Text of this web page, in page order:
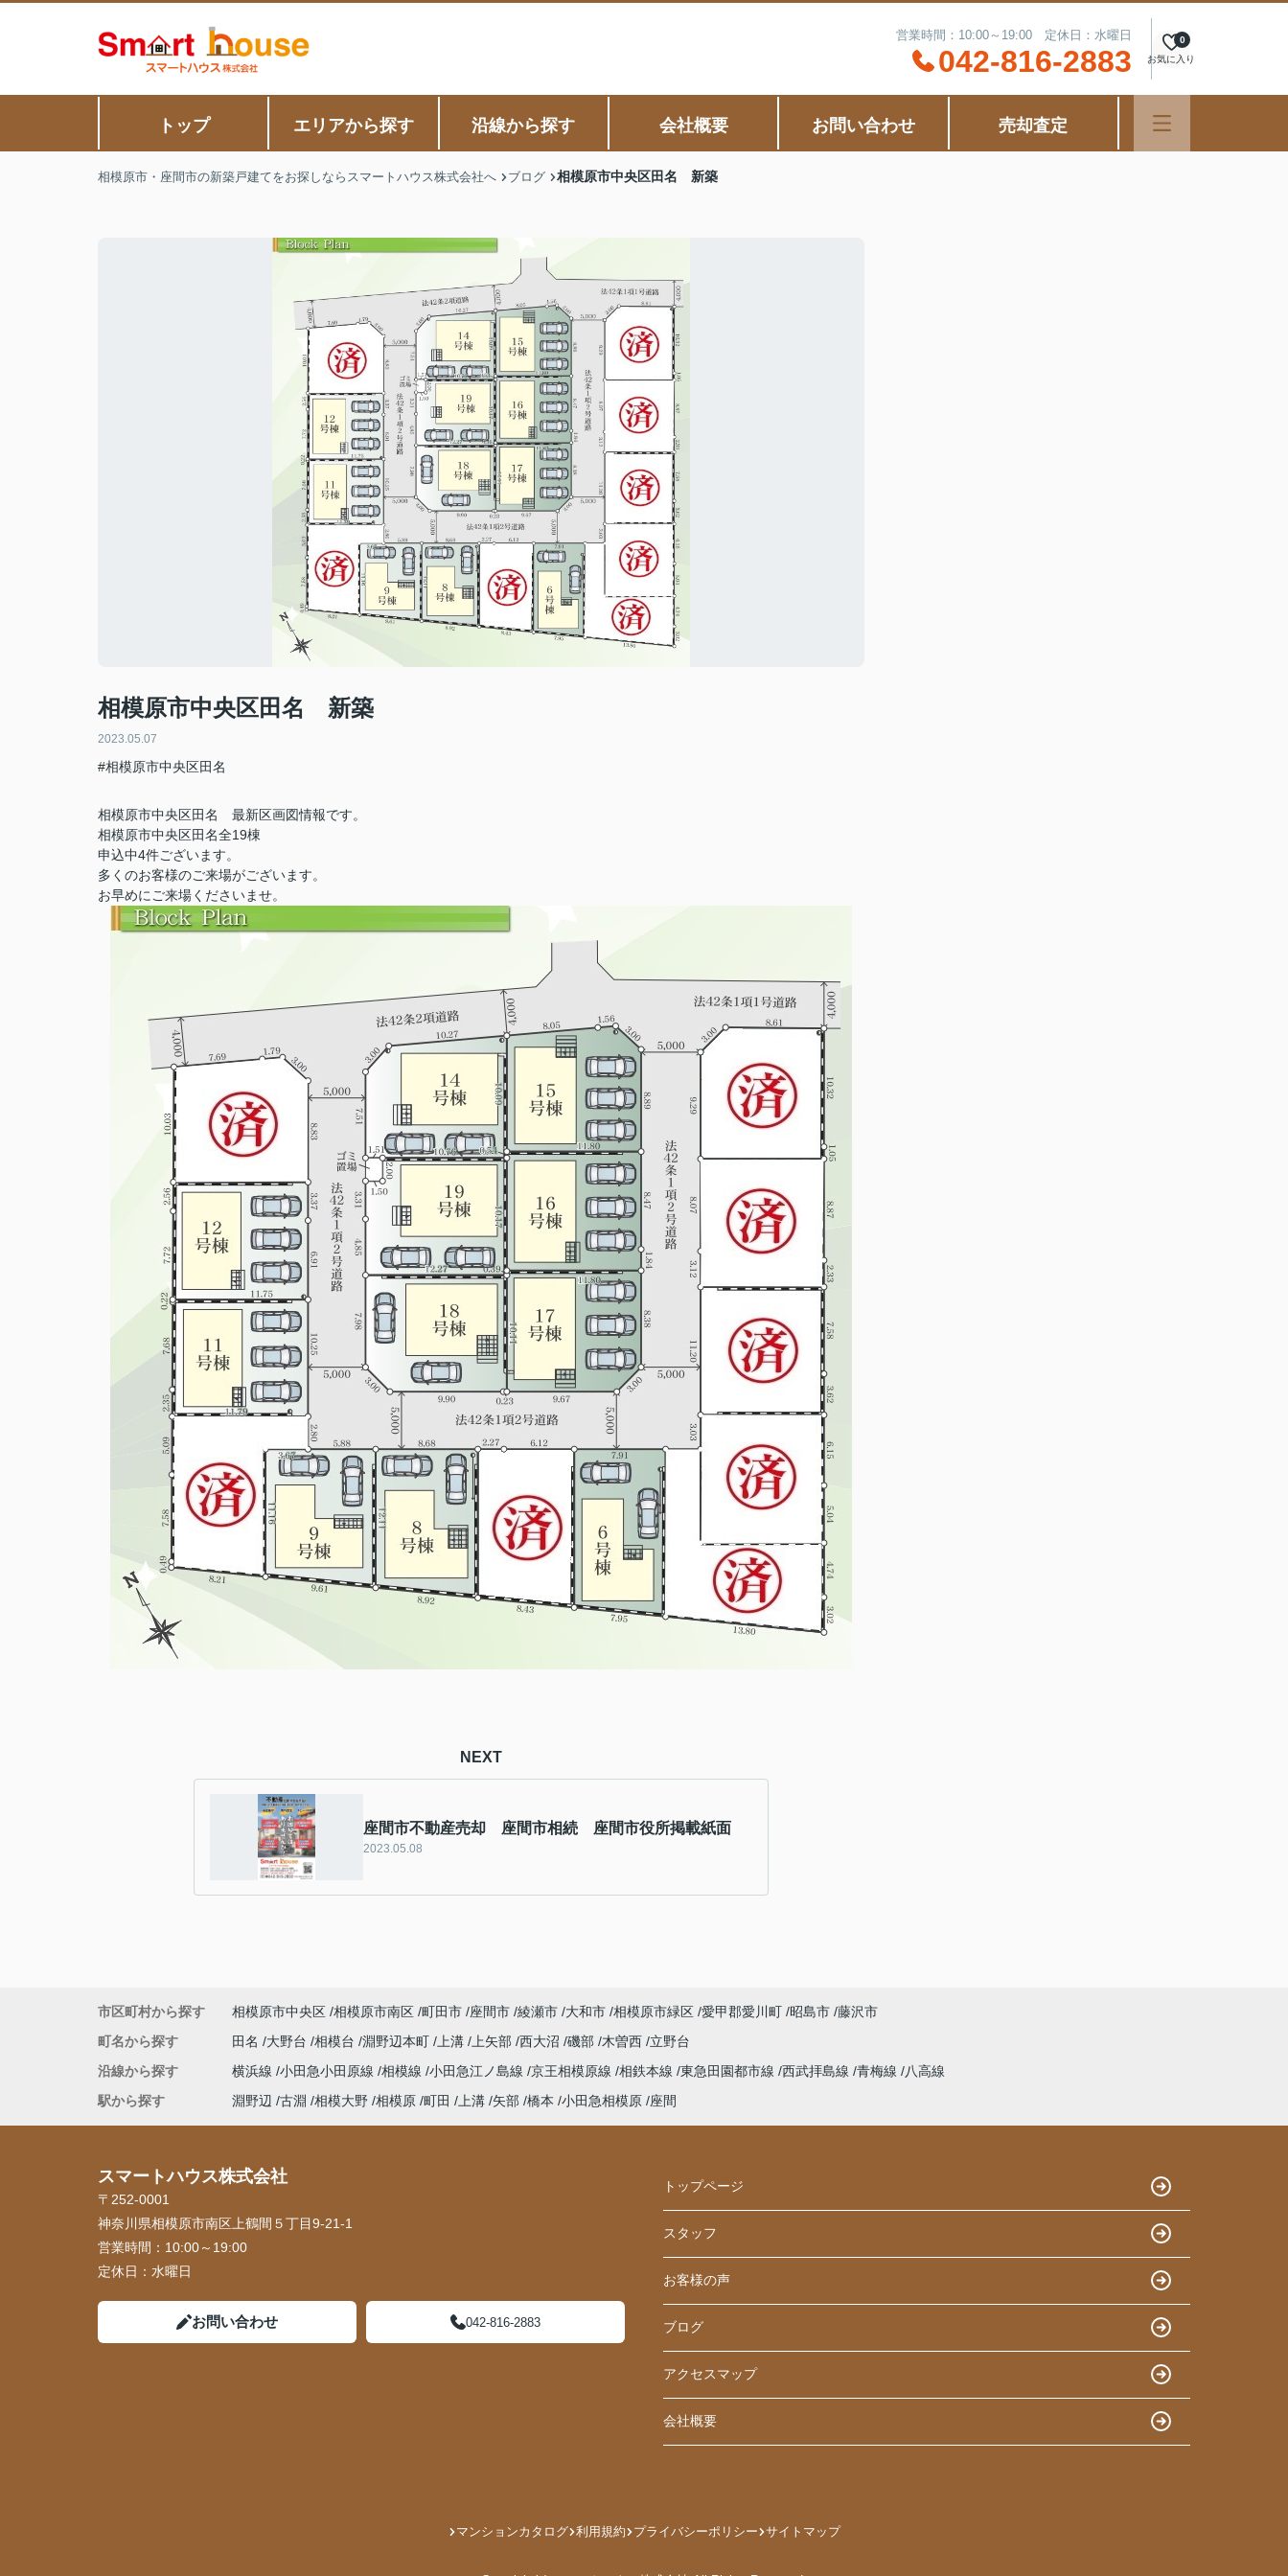
営業時間：10:00～19:00 定休日：水曜日
042-816-2883 お気に入り
0
トップ エリアから探す 沿線から探す 会社概要 お問い合わせ 売却査定
相模原市・座間市の新築戸建てをお探しならスマートハウス株式会社へ ブログ 相模原市中央区田名 新築
相模原市中央区田名 新築
2023.05.07
#相模原市中央区田名
相模原市中央区田名 最新区画図情報です。
相模原市中央区田名全19棟
申込中4件ございます。
多くのお客様のご来場がございます。
お早めにご来場くださいませ。
NEXT
座間市不動産売却 座間市相続 座間市役所掲載紙面
2023.05.08
市区町村から探す 相模原市中央区 相模原市南区 町田市 座間市 綾瀬市 大和市 相模原市緑区 愛甲郡愛川町 昭島市 藤沢市
町名から探す
田名 大野台 相模台 淵野辺本町 上溝 上矢部 西大沼 磯部 木曽西 立野台
沿線から探す
横浜線 小田急小田原線 相模線 小田急江ノ島線 京王相模原線 相鉄本線 東急田園都市線 西武拝島線 青梅線
八高線
駅から探す
淵野辺 古淵 相模大野 相模原 町田 上溝 矢部 橋本 小田急相模原 座間
スマートハウス株式会社
〒252-0001
神奈川県相模原市南区上鶴間５丁目9-21-1
営業時間： 10:00～19:00
定休日： 水曜日
お問い合わせ 042-816-2883
トップページ
スタッフ
お客様の声
ブログ
アクセスマップ
会社概要
マンションカタログ 利用規約 プライバシーポリシー サイトマップ